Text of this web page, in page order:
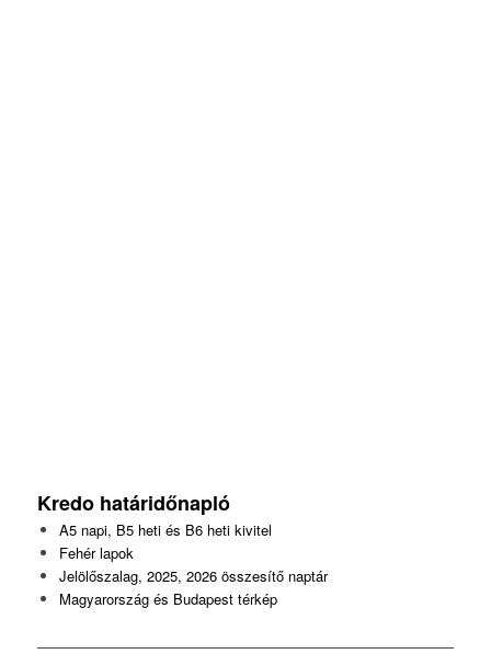
Kredo határidőnapló
A5 napi, B5 heti és B6 heti kivitel
Fehér lapok
Jelölőszalag, 2025, 2026 összesítő naptár
Magyarország és Budapest térkép